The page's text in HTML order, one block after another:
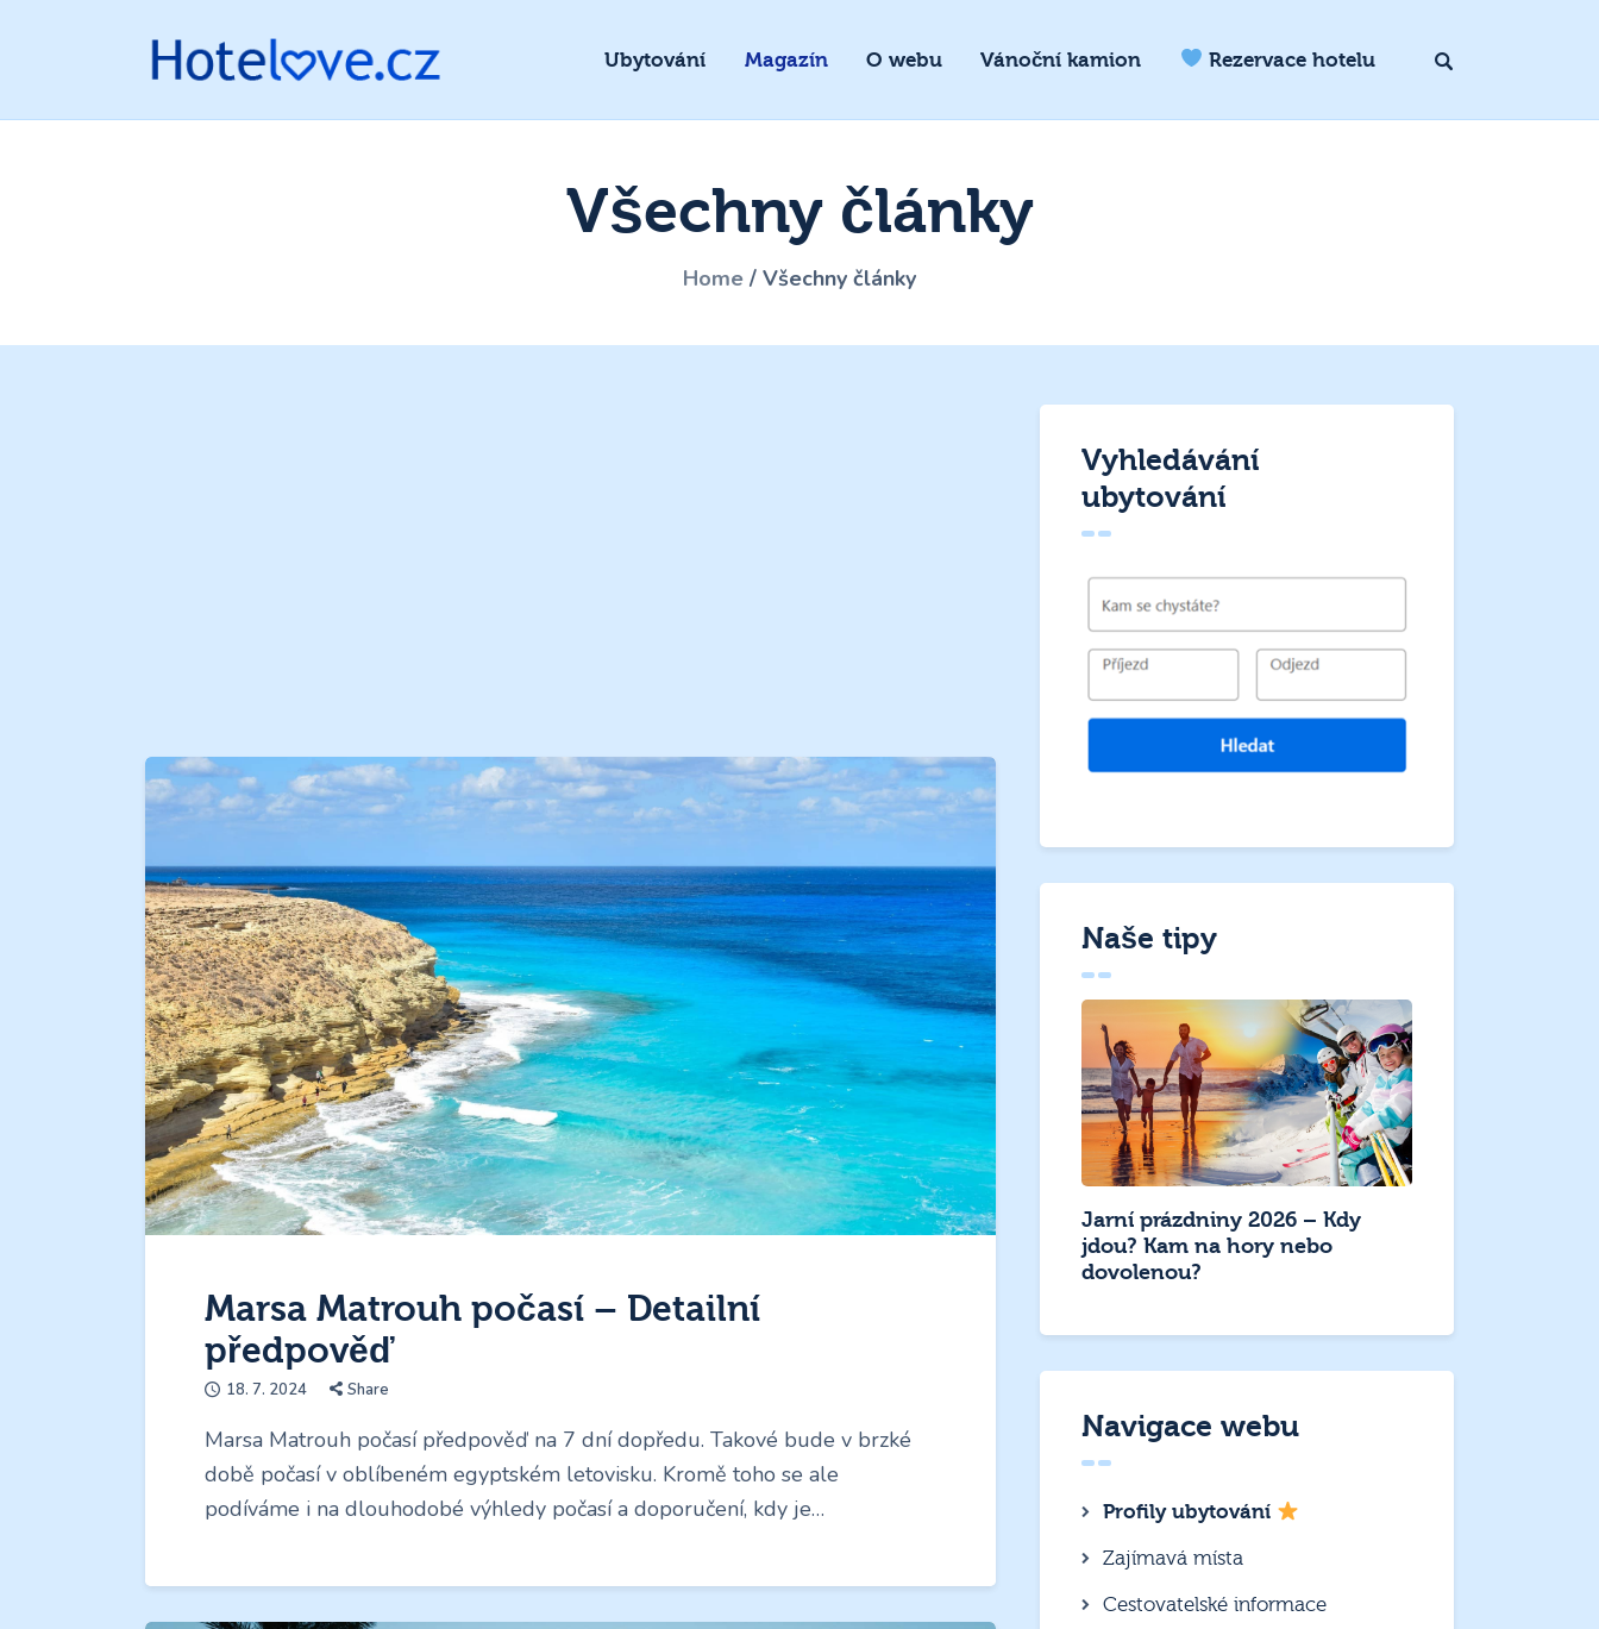
Ubytování Magazín O webu Vánoční kamion Rezervace hotelu
Všechny články
Home Všechny články
Marsa Matrouh počasí – Detailní
předpověď
18. 7. 2024 Share
Marsa Matrouh počasí předpověď na 7 dní dopředu. Takové bude v brzké
době počasí v oblíbeném egyptském letovisku. Kromě toho se ale
podíváme i na dlouhodobé výhledy počasí a doporučení, kdy je…
Vyhledávání
ubytování
Naše tipy
Jarní prázdniny 2026 – Kdy
jdou? Kam na hory nebo
dovolenou?
Navigace webu
Profily ubytování
Zajímavá místa
Cestovatelské informace